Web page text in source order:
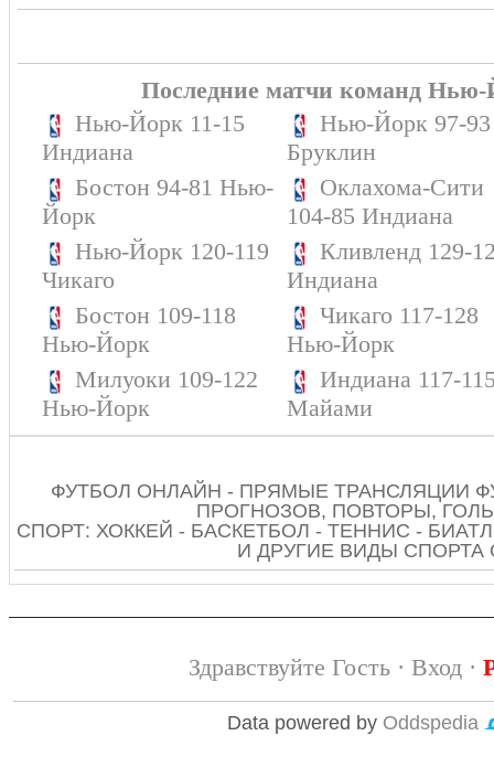
Последние матчи команд
Нью-Йорк 11-15
Индиана
Нью-Йорк 97-93
Бруклин
Бостон 94-81 Нью-
Йорк
Оклахома-Сити
104-85 Индиана
Нью-Йорк 120-119
Чикаго
Кливленд 129-
Индиана
Бостон 109-118
Нью-Йорк
Чикаго 117-128
Нью-Йорк
Милуоки 109-122
Нью-Йорк
Индиана 117-
Майами
ФУТБОЛ ОНЛАЙН - ПРЯМЫЕ ТРАНСЛЯЦИИ
ПРОГНОЗОВ, ПОВТОРЫ,
СПОРТ: ХОККЕЙ - БАСКЕТБОЛ - ТЕННИС -
И ДРУГИЕ ВИДЫ СПОРТА
Здравствуйте Гость · Вход·
Data powered by Oddspedia